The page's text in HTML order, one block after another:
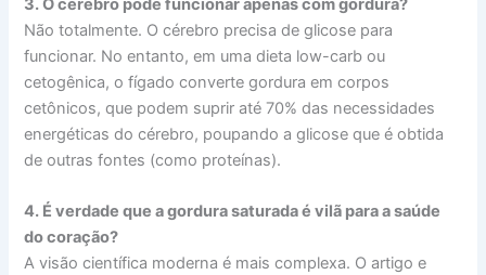
3. O cérebro pode funcionar apenas com gordura?
Não totalmente. O cérebro precisa de glicose para
funcionar. No entanto, em uma dieta low-carb ou
cetogênica, o fígado converte gordura em corpos
cetônicos, que podem suprir até 70% das necessidades
energéticas do cérebro, poupando a glicose que é obtida
de outras fontes (como proteínas).
4. É verdade que a gordura saturada é vilã para a saúde
do coração?
A visão científica moderna é mais complexa. O artigo e